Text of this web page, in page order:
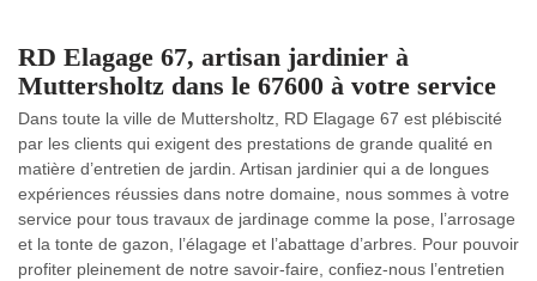
RD Elagage 67, artisan jardinier à
Muttersholtz dans le 67600 à votre service
Dans toute la ville de Muttersholtz, RD Elagage 67 est plébiscité
par les clients qui exigent des prestations de grande qualité en
matière d’entretien de jardin. Artisan jardinier qui a de longues
expériences réussies dans notre domaine, nous sommes à votre
service pour tous travaux de jardinage comme la pose, l’arrosage
et la tonte de gazon, l’élagage et l’abattage d’arbres. Pour pouvoir
profiter pleinement de notre savoir-faire, confiez-nous l’entretien